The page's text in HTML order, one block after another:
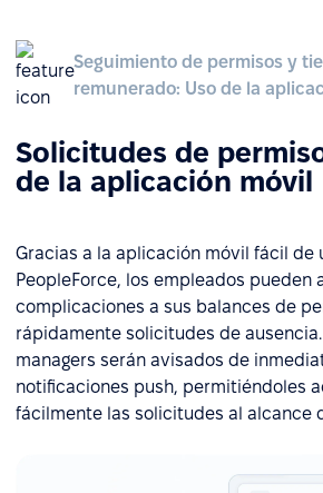
Seguimiento de permisos y
remunerado: Uso de la
Solicitudes de
de la aplicación móvil
Gracias a la aplicación móvil fácil de
PeopleForce, los empleados pueden
complicaciones a sus balances de
rápidamente solicitudes de
managers serán avisados de
notificaciones push, permitiéndoles
fácilmente las solicitudes al alcance